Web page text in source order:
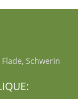
Schwerin